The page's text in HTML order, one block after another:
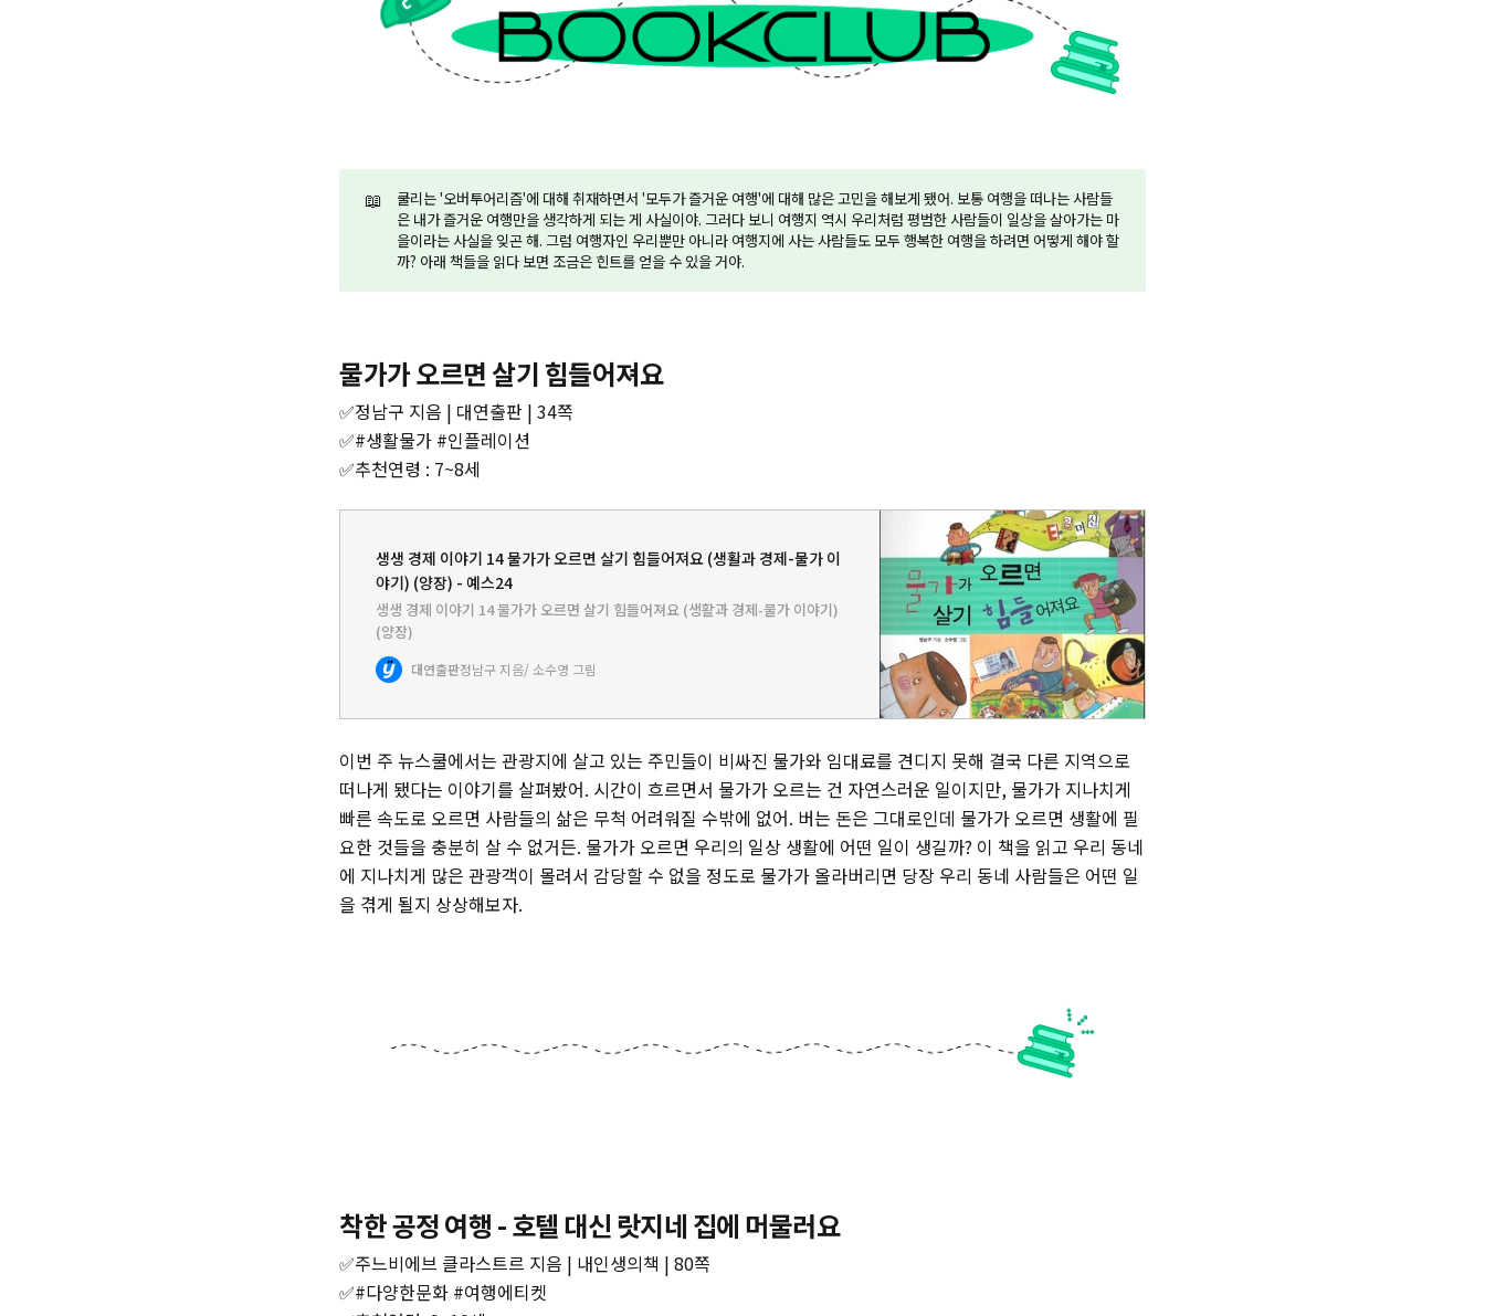
📖
쿨리는 '오버투어리즘'에 대해 취재하면서 '모두가 즐거운 여행'에 대해 많은 고민을 해보게 됐어. 보통 여행을 떠나는 사람들
은 내가 즐거운 여행만을 생각하게 되는 게 사실이야. 그러다 보니 여행지 역시 우리처럼 평범한 사람들이 일상을 살아가는 마
을이라는 사실을 잊곤 해. 그럼 여행자인 우리뿐만 아니라 여행지에 사는 사람들도 모두 행복한 여행을 하려면 어떻게 해야 할
까? 아래 책들을 읽다 보면 조금은 힌트를 얻을 수 있을 거야.
물가가 오르면 살기 힘들어져요
✅정남구 지음 | 대연출판 | 34쪽
✅#생활물가 #인플레이션
✅추천연령 : 7~8세
생생 경제 이야기 14 물가가 오르면 살기 힘들어져요 (생활과 경제-물가 이
야기) (양장) - 예스24
생생 경제 이야기 14 물가가 오르면 살기 힘들어져요 (생활과 경제-물가 이야기)
(양장)
대연출판정남구 지음/ 소수영 그림
이번 주 뉴스쿨에서는 관광지에 살고 있는 주민들이 비싸진 물가와 임대료를 견디지 못해 결국 다른 지역으로
떠나게 됐다는 이야기를 살펴봤어. 시간이 흐르면서 물가가 오르는 건 자연스러운 일이지만, 물가가 지나치게
빠른 속도로 오르면 사람들의 삶은 무척 어려워질 수밖에 없어. 버는 돈은 그대로인데 물가가 오르면 생활에 필
요한 것들을 충분히 살 수 없거든. 물가가 오르면 우리의 일상 생활에 어떤 일이 생길까? 이 책을 읽고 우리 동네
에 지나치게 많은 관광객이 몰려서 감당할 수 없을 정도로 물가가 올라버리면 당장 우리 동네 사람들은 어떤 일
을 겪게 될지 상상해보자.
착한 공정 여행 - 호텔 대신 랏지네 집에 머물러요
✅주느비에브 클라스트르 지음 | 내인생의책 | 80쪽
✅#다양한문화 #여행에티켓